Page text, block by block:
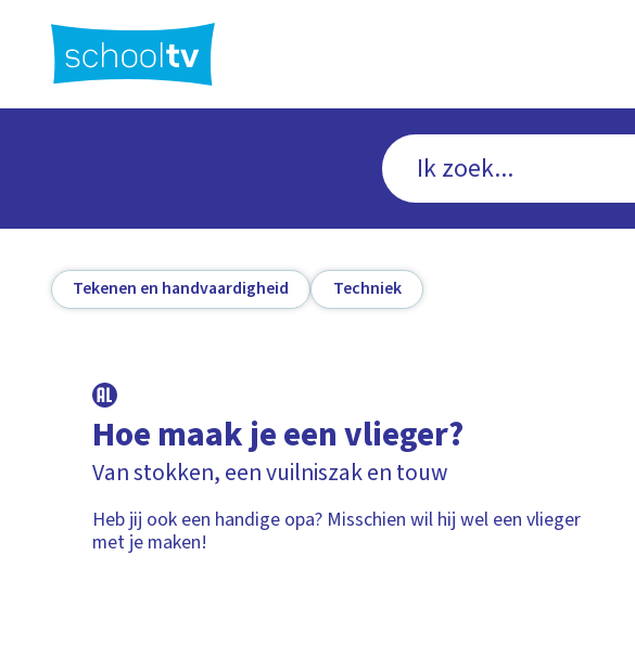
hoofdinhoud
Tekenen en handvaardigheid Techniek
Hoe maak je een vlieger?
Van stokken, een vuilniszak en touw
Heb jij ook een handige opa? Misschien wil hij wel een vlieger
met je maken!